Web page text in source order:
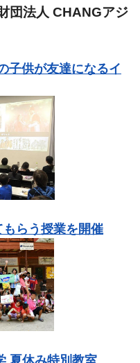
団法人 CHANGアジ
子供が友達になるイ
らう授業を開催